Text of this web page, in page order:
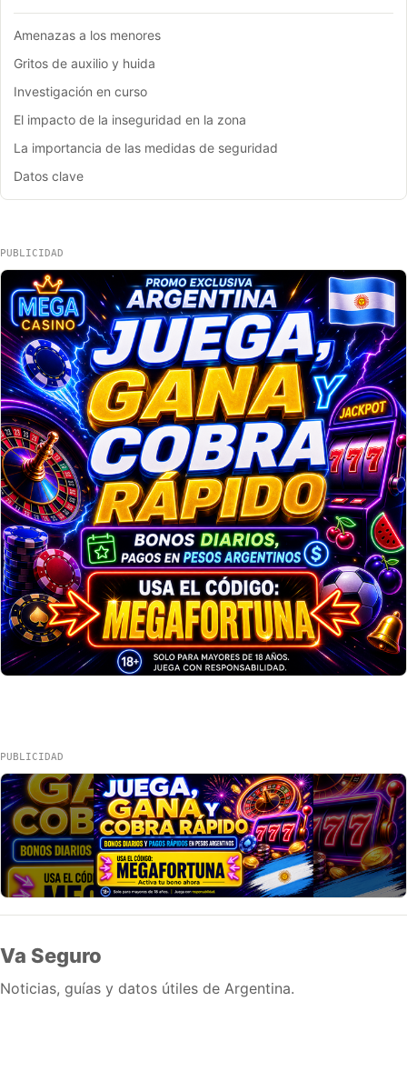
Amenazas a los menores
Gritos de auxilio y huida
Investigación en curso
El impacto de la inseguridad en la zona
La importancia de las medidas de seguridad
Datos clave
PUBLICIDAD
PUBLICIDAD
Va Seguro
Noticias, guías y datos útiles de Argentina.